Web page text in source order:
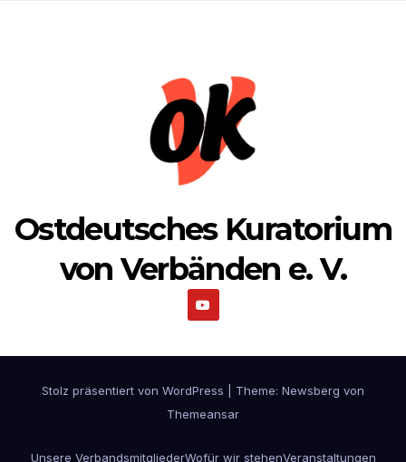
Ostdeutsches Kuratorium
von Verbänden e. V.
Stolz präsentiert von WordPress Theme: Newsberg von
Themeansar
Unsere VerbandsmitgliederWofür wir stehenVeranstaltungen